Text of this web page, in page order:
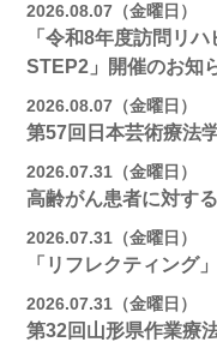
2026.08.07（金曜日）
「令和8年度訪問リ
STEP2」開催のお知
2026.08.07（金曜日）
第57回日本芸術療法
2026.07.31（金曜日）
高齢がん患者に対す
2026.07.31（金曜日）
「リフレクティング
2026.07.31（金曜日）
第32回山形県作業療